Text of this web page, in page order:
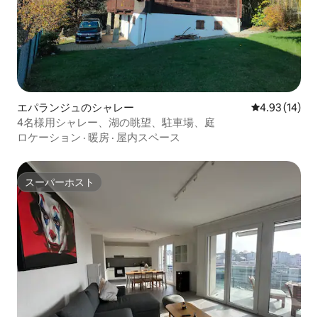
エパランジュのシャレー レビュー14
4.93 (14)
4名様用シャレー、湖の眺望、駐車場、庭
ロケーション · 暖房 · 屋内スペース
スーパーホスト
スーパーホスト